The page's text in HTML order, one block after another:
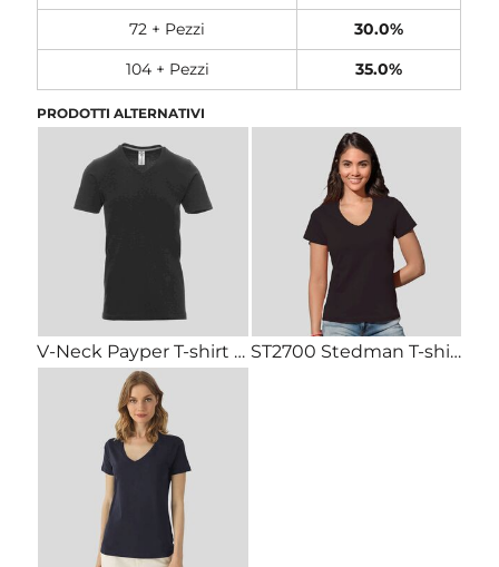
72 + Pezzi
30.0%
104 + Pezzi
35.0%
PRODOTTI ALTERNATIVI
V-Neck Payper T-shirt scollo a V manica corta Regular fit 100% cotone 150gr ST2700 Stedman T-shirt donna scollo a V manica corta 100% cotone 155gr